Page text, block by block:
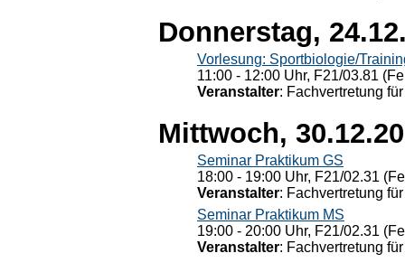
Donnerstag,
Vorlesung: Sportbiologie/
11:00 - 12:00 Uhr, F21/03.81
Veranstalter: Fachvertretung
Mittwoch,
Seminar Praktikum GS
18:00 - 19:00 Uhr, F21/02.31
Veranstalter: Fachvertretung
Seminar Praktikum MS
19:00 - 20:00 Uhr, F21/02.31
Veranstalter: Fachvertretung